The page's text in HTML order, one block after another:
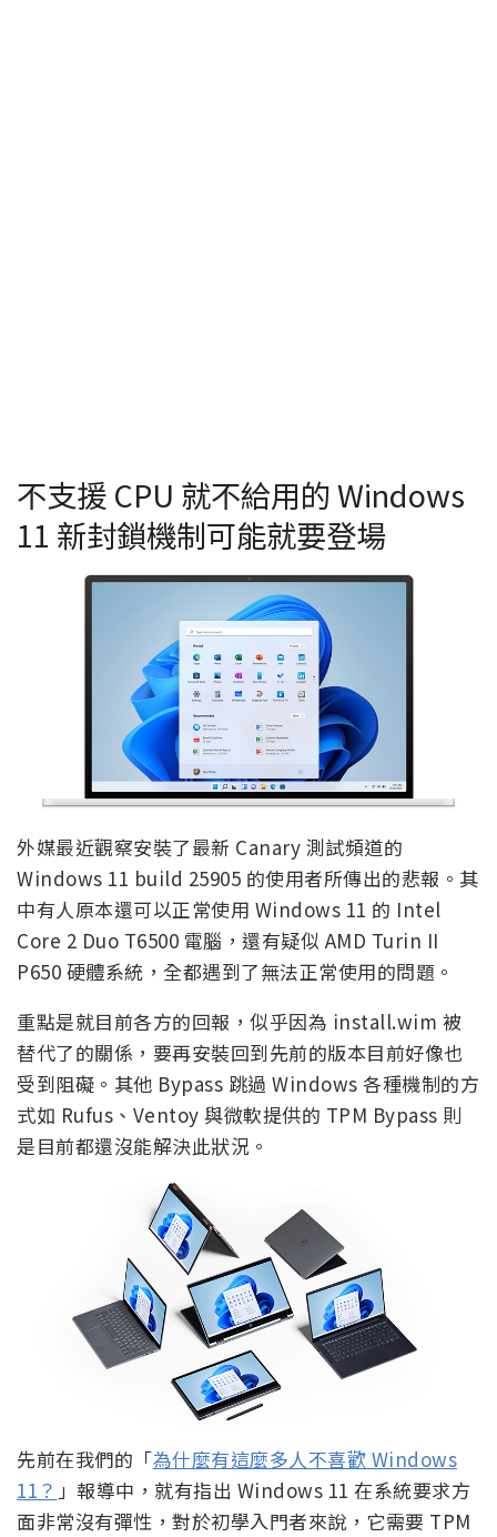
不支援 CPU 就不給用的 Windows
11 新封鎖機制可能就要登場
外媒最近觀察安裝了最新 Canary 測試頻道的
Windows 11 build 25905 的使用者所傳出的悲報。其
中有人原本還可以正常使用 Windows 11 的 Intel
Core 2 Duo T6500 電腦，還有疑似 AMD Turin II
P650 硬體系統，全都遇到了無法正常使用的問題。
重點是就目前各方的回報，似乎因為 install.wim 被
替代了的關係，要再安裝回到先前的版本目前好像也
受到阻礙。其他 Bypass 跳過 Windows 各種機制的方
式如 Rufus、Ventoy 與微軟提供的 TPM Bypass 則
是目前都還沒能解決此狀況。
先前在我們的「為什麼有這麼多人不喜歡 Windows
11？ 」報導中，就有指出 Windows 11 在系統要求方
面非常沒有彈性，對於初學入門者來說，它需要 TPM